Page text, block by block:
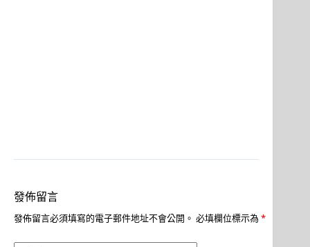
發佈留言
發佈留言必須填寫的電子郵件地址不會公開。 必填欄位標示為 *